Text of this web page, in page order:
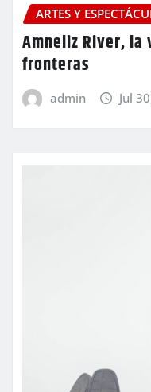
ARTES Y
Amneliz River, la
fronteras
admin Jul